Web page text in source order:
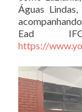
Águas
Ead
https://